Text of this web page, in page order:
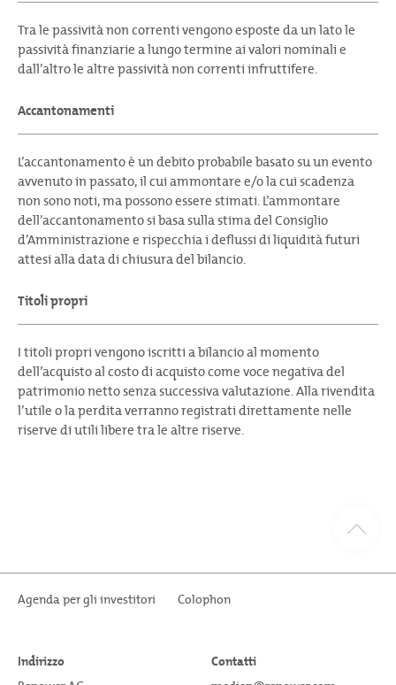
Tra le passività non correnti vengono esposte da un lato le
passività finanziarie a lungo termine ai valori nominali e
dall’altro le altre passività non correnti infruttifere.
Accantonamenti
L’accantonamento è un debito probabile basato su un evento
avvenuto in passato, il cui ammontare e/o la cui scadenza
non sono noti, ma possono essere stimati. L’ammontare
dell’accantonamento si basa sulla stima del Consiglio
d’Amministrazione e rispecchia i deflussi di liquidità futuri
attesi alla data di chiusura del bilancio.
Titoli propri
I titoli propri vengono iscritti a bilancio al momento
dell’acquisto al costo di acquisto come voce negativa del
patrimonio netto senza successiva valutazione. Alla rivendita
l’utile o la perdita verranno registrati direttamente nelle
riserve di utili libere tra le altre riserve.
Agenda per gli investitori Colophon
Indirizzo
Contatti